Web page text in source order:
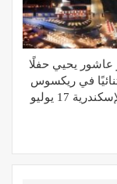
عاشور يحيي حفلًا
في ريكسوس
17 يوليو